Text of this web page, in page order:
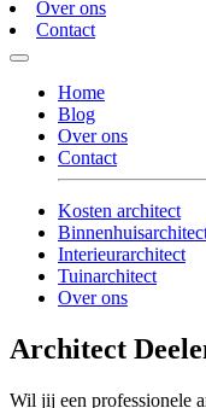
Over ons
Contact
Home
Blog
Over ons
Contact
Kosten architect
Interieurarchitect
Tuinarchitect
Over ons
Architect
Wil jij een professionele